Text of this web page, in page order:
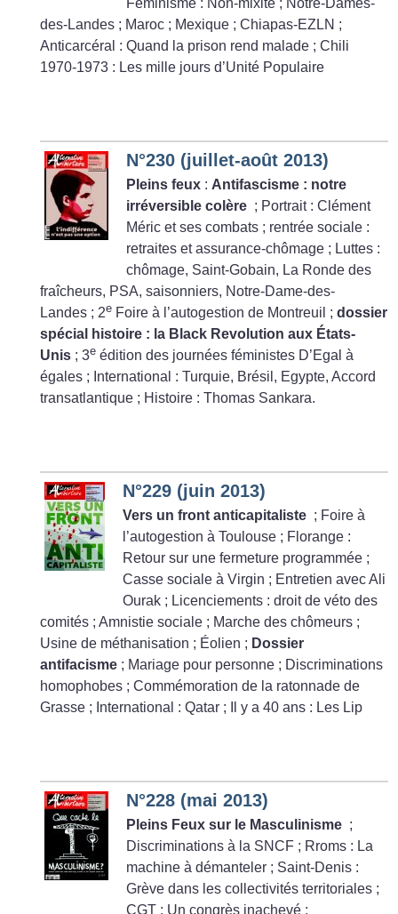
Féminisme : Non-mixité ; Notre-Dames-
des-Landes ; Maroc ; Mexique ; Chiapas-EZLN ;
Anticarcéral : Quand la prison rend malade ; Chili
1970-1973 : Les mille jours d’Unité Populaire
N°230 (juillet-août 2013)
Pleins feux : Antifascisme : notre
irréversible colère ; Portrait : Clément
Méric et ses combats ; rentrée sociale :
retraites et assurance-chômage ; Luttes :
chômage, Saint-Gobain, La Ronde des
fraîcheurs, PSA, saisonniers, Notre-Dame-des-
Landes ; 2e Foire à l’autogestion de Montreuil ;dossier
spécial histoire : la Black Revolution aux États-
Unis ; 3e édition des journées féministes D’Egal à
égales ; International : Turquie, Brésil, Egypte, Accord
transatlantique ; Histoire : Thomas Sankara.
N°229 (juin 2013)
Vers un front anticapitaliste ; Foire à
l’autogestion à Toulouse ; Florange :
Retour sur une fermeture programmée ;
Casse sociale à Virgin ; Entretien avec Ali
Ourak ; Licenciements : droit de véto des
comités ; Amnistie sociale ; Marche des chômeurs ;
Usine de méthanisation ; Éolien ; Dossier
antifacisme ; Mariage pour personne ; Discriminations
homophobes ; Commémoration de la ratonnade de
Grasse ; International : Qatar ; Il y a 40 ans : Les Lip
N°228 (mai 2013)
Pleins Feux sur le Masculinisme ;
Discriminations à la SNCF ; Rroms : La
machine à démanteler ; Saint-Denis :
Grève dans les collectivités territoriales ;
CGT : Un congrès inachevé ;